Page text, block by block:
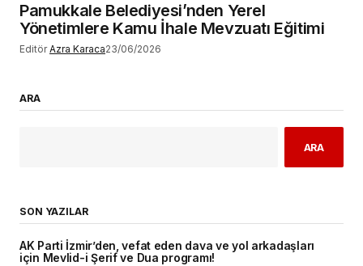
Pamukkale Belediyesi’nden Yerel
Yönetimlere Kamu İhale Mevzuatı Eğitimi
Editör Azra Karaca23/06/2026
ARA
ARA
SON YAZILAR
AK Parti İzmir’den, vefat eden dava ve yol arkadaşları
için Mevlid-i Şerif ve Dua programı!